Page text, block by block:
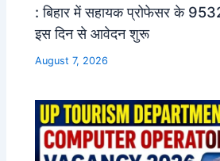
: बिहार में सहायक प्रोफेसर के
इस दिन से आवेदन शुरू
August 7, 2026